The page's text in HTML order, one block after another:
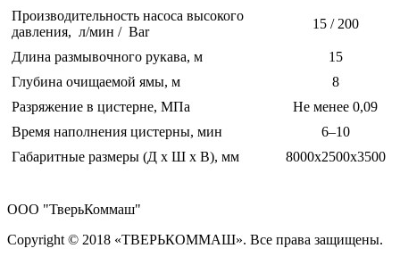
Производительность насоса высокого
давления, л/мин / Bar
15 / 200
Длина размывочного рукава, м
15
Глубина очищаемой ямы, м
8
Разряжение в цистерне, МПа
Не менее 0,09
Время наполнения цистерны, мин
6–10
Габаритные размеры (Д х Ш х В), мм
8000х2500х3500
ООО "ТверьКоммаш"
Copyright © 2018 «ТВЕРЬКОММАШ». Все права защищены.